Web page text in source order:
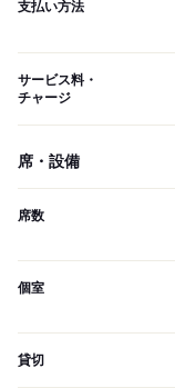
支払い方法
サービス料・
チャージ
席・設備
席数
個室
貸切